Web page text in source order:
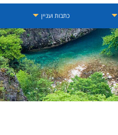
כתבות ועניין